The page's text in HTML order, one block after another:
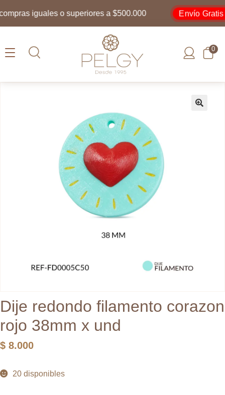
iguales o superiores a $500.000 Envío Gratis
0
Dije redondo filamento corazon
rojo 38mm x und
$ 8.000
20 disponibles